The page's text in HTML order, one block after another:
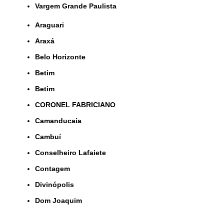
Vargem Grande Paulista
Araguari
Araxá
Belo Horizonte
Betim
Betim
CORONEL FABRICIANO
Camanducaia
Cambuí
Conselheiro Lafaiete
Contagem
Divinópolis
Dom Joaquim